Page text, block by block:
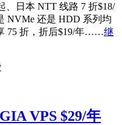
、日本 NTT 线路 7 折$18/
NVMe 还是 HDD 系列均
75 折，折后$19/年……继
VPS $29/年